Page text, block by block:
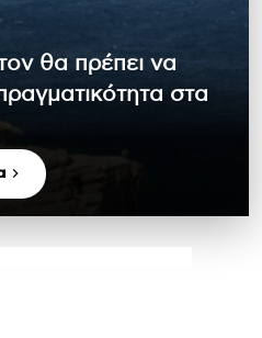
θα πρέπει να
στα